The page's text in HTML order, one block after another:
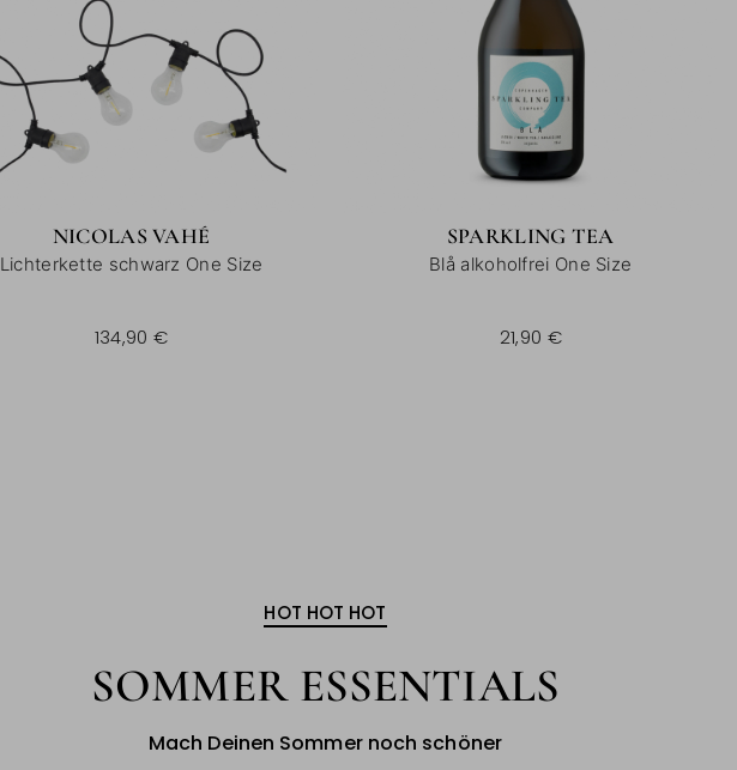
NICOLAS VAHÉ
Lichterkette schwarz One Size
134,90 €
SPARKLING TEA
Blå alkoholfrei One Size
21,90 €
HOT HOT HOT
SOMMER ESSENTIALS
Mach Deinen Sommer noch schöner